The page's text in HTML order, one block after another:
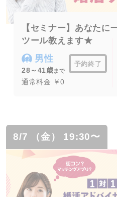
【セミナー】あなたに
ツール教えます★
男性
28～41歳まで
予約終了
通常料金 ￥0
8/7 （金） 19:30〜